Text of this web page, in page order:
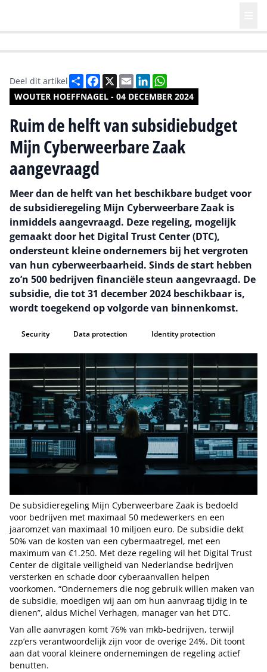
WOUTER HOEFFNAGEL - 04 DECEMBER 2024
Deel dit artikel DeelFacebook
X EmailLinkedIn
Ruim de helft van subsidiebudget
Mijn Cyberweerbare Zaak
aangevraagd
Meer dan de helft van het beschikbare budget voor
de subsidieregeling Mijn Cyberweerbare Zaak is
inmiddels aangevraagd. Deze regeling, mogelijk
gemaakt door het Digital Trust Center (DTC),
ondersteunt kleine ondernemers bij het vergroten
van hun cyberweerbaarheid. Sinds de start hebben
zo’n 500 bedrijven financiële steun aangevraagd. De
subsidie, die tot 31 december 2024 beschikbaar is,
wordt toegekend op volgorde van binnenkomst.
Security Data protection Identity protection
De subsidieregeling Mijn Cyberweerbare Zaak is bedoeld
voor bedrijven met maximaal 50 medewerkers en een
jaaromzet van maximaal 10 miljoen euro. De subsidie dekt
50% van de kosten van een cybermaatregel, met een
maximum van €1.250. Met deze regeling wil het Digital Trust
Center de digitale veiligheid van Nederlandse bedrijven
versterken en schade door cyberaanvallen helpen
voorkomen. “Ondernemers die nog gebruik willen maken van
de subsidie, moedigen wij aan om hun aanvraag tijdig in te
dienen”, aldus Michel Verhagen, manager van het DTC.
Van alle aanvragen komt 76% van mkb-bedrijven, terwijl
zzp’ers verantwoordelijk zijn voor de overige 24%. Dit toont
aan dat vooral kleinere ondernemingen de regeling actief
benutten.